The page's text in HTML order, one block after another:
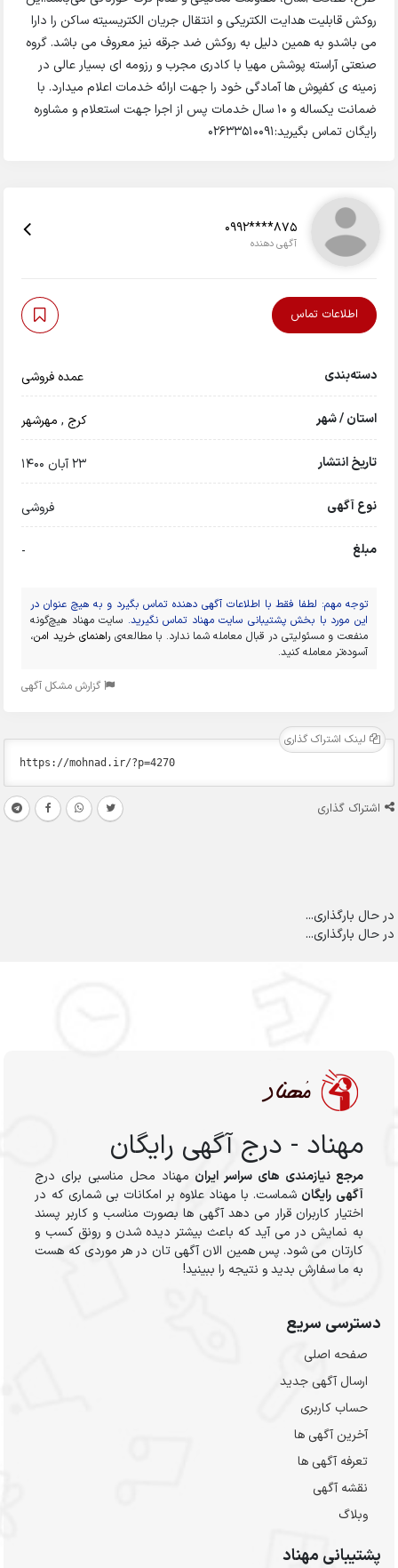
روکش قابلیت هدایت الکتریکی و انتقال جریان الکتریسیته ساکن را دارا
می باشدو به همین دلیل به روکش ضد جرقه نیز معروف می باشد. گروه
صنعتی آراسته پوشش مهیا با کادری مجرب و رزومه ای بسیار عالی در
زمینه ی کفپوش ها آمادگی خود را جهت ارائه خدمات اعلام میدارد. با
ضمانت یکساله و 10 سال خدمات پس از اجرا جهت استعلام و مشاوره
رایگان تماس بگیرید:02633510091
0992****875
آگهی دهنده
اطلاعات تماس
دسته‌بندی عمده فروشی
استان / شهر کرج , مهرشهر
تاریخ انتشار 23 آبان 1400
نوع آگهی فروشی
مبلغ -
توجه مهم: لطفا فقط با اطلاعات آگهی دهنده تماس بگیرد و به هیچ عنوان در
این مورد با بخش پشتیبانی سایت مهناد تماس نگیرید. سایت مهناد هیچ‌گونه
منفعت و مسئولیتی در قبال معامله شما ندارد. با مطالعه‌ی راهنمای خرید امن،
آسوده‌تر معامله کنید.
گزارش مشکل آگهی
لینک اشتراک گذاری
اشتراک گذاری
در حال بارگذاری...
در حال بارگذاری...
مهناد - درج آگهی رایگان
مرجع نیازمندی های سراسر ایران مهناد محل مناسبی برای درج
آگهی رایگان شماست. با مهناد علاوه بر امکانات بی شماری که در
اختیار کاربران قرار می دهد آگهی ها بصورت مناسب و کاربر پسند
به نمایش در می آید که باعث بیشتر دیده شدن و رونق کسب و
کارتان می شود. پس همین الان آگهی تان در هر موردی که هست
به ما سفارش بدید و نتیجه را ببینید!
دسترسی سریع
صفحه اصلی
ارسال‌ آگهی جدید
حساب کاربری
آخرین آگهی ها
تعرفه آگهی ها
نقشه آگهی
وبلاگ
پشتیبانی مهناد